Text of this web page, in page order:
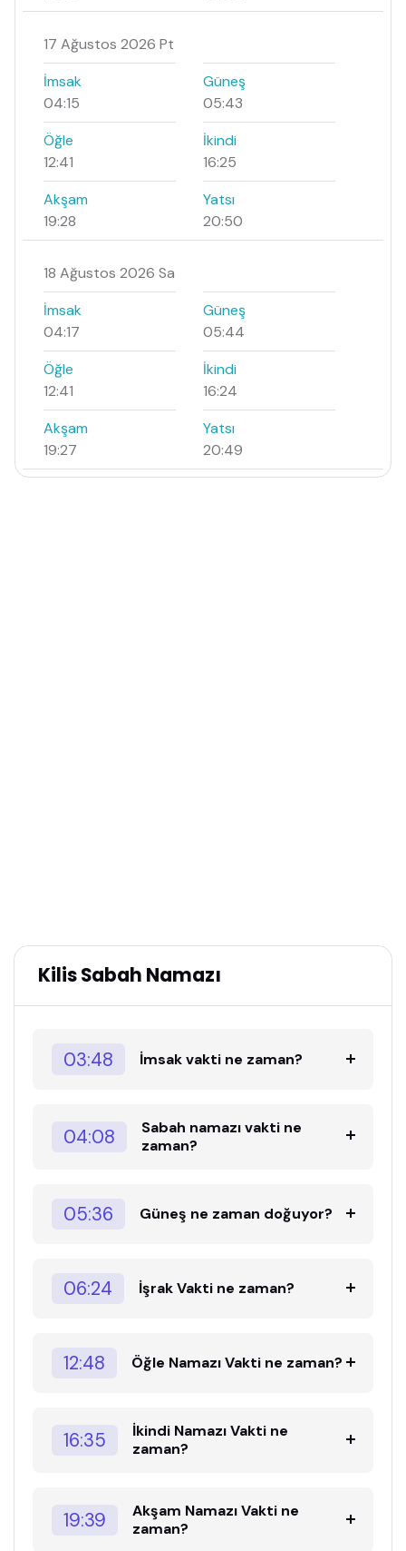
17 Ağustos 2026 Pt
İmsak
04:15
Güneş
05:43
Öğle
12:41
İkindi
16:25
Akşam
19:28
Yatsı
20:50
18 Ağustos 2026 Sa
İmsak
04:17
Güneş
05:44
Öğle
12:41
İkindi
16:24
Akşam
19:27
Yatsı
20:49
Kilis Sabah Namazı
03:48 İmsak vakti ne zaman?
04:08
Sabah namazı vakti ne
zaman?
05:36 Güneş ne zaman doğuyor?
06:24 İşrak Vakti ne zaman?
12:48 Öğle Namazı Vakti ne zaman?
16:35
İkindi Namazı Vakti ne
zaman?
19:39
Akşam Namazı Vakti ne
zaman?